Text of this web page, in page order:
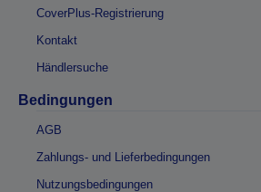
CoverPlus-Registrierung
Kontakt
Händlersuche
Bedingungen
AGB
Zahlungs- und Lieferbedingungen
Nutzungsbedingungen